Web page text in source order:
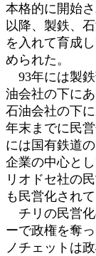
本格的に開始
以降、製鉄、
を入れて育成
められた。
93年には製鉄
油会社の下に
石油会社の下
年末までに民
には国有鉄道
企業の中心と
リオドセ社の
も民営化されて
チリの民営化
ーで政権を奪
ノチェットは